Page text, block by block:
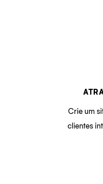
Crie um
clientes